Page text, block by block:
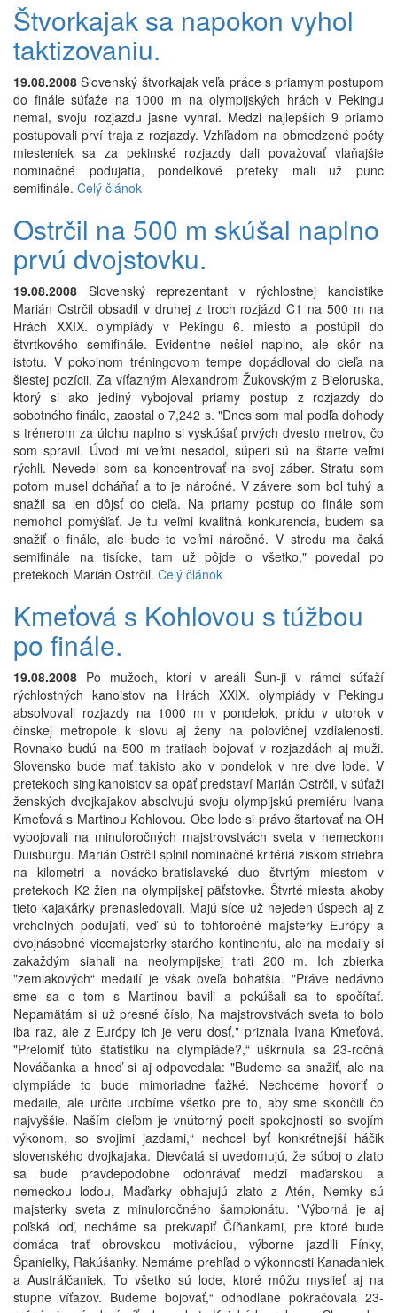
Štvorkajak sa napokon vyhol
taktizovaniu.
19.08.2008 Slovenský štvorkajak veľa práce s priamym postupom
do finále súťaže na 1000 m na olympijských hrách v Pekingu
nemal, svoju rozjazdu jasne vyhral. Medzi najlepších 9 priamo
postupovali prví traja z rozjazdy. Vzhľadom na obmedzené počty
miesteniek sa za pekinské rozjazdy dali považovať vlaňajšie
nominačné podujatia, pondelkové preteky mali už punc
semifinále. Celý článok
Ostrčil na 500 m skúšal naplno
prvú dvojstovku.
19.08.2008 Slovenský reprezentant v rýchlostnej kanoistike
Marián Ostrčil obsadil v druhej z troch rozjázd C1 na 500 m na
Hrách XXIX. olympiády v Pekingu 6. miesto a postúpil do
štvrtkového semifinále. Evidentne nešiel naplno, ale skôr na
istotu. V pokojnom tréningovom tempe dopádloval do cieľa na
šiestej pozícii. Za víťazným Alexandrom Žukovským z Bieloruska,
ktorý si ako jediný vybojoval priamy postup z rozjazdy do
sobotného finále, zaostal o 7,242 s. "Dnes som mal podľa dohody
s trénerom za úlohu naplno si vyskúšať prvých dvesto metrov, čo
som spravil. Úvod mi veľmi nesadol, súperi sú na štarte veľmi
rýchli. Nevedel som sa koncentrovať na svoj záber. Stratu som
potom musel doháňať a to je náročné. V závere som bol tuhý a
snažil sa len dôjsť do cieľa. Na priamy postup do finále som
nemohol pomýšľať. Je tu veľmi kvalitná konkurencia, budem sa
snažiť o finále, ale bude to veľmi náročné. V stredu ma čaká
semifinále na tisícke, tam už pôjde o všetko," povedal po
pretekoch Marián Ostrčil. Celý článok
Kmeťová s Kohlovou s túžbou
po finále.
19.08.2008 Po mužoch, ktorí v areáli Šun-ji v rámci súťaží
rýchlostných kanoistov na Hrách XXIX. olympiády v Pekingu
absolvovali rozjazdy na 1000 m v pondelok, prídu v utorok v
čínskej metropole k slovu aj ženy na polovičnej vzdialenosti.
Rovnako budú na 500 m tratiach bojovať v rozjazdách aj muži.
Slovensko bude mať takisto ako v pondelok v hre dve lode. V
pretekoch singlkanoistov sa opäť predstaví Marián Ostrčil, v súťaži
ženských dvojkajakov absolvujú svoju olympijskú premiéru Ivana
Kmeťová s Martinou Kohlovou. Obe lode si právo štartovať na OH
vybojovali na minuloročných majstrovstvách sveta v nemeckom
Duisburgu. Marián Ostrčil splnil nominačné kritériá ziskom striebra
na kilometri a novácko-bratislavské duo štvrtým miestom v
pretekoch K2 žien na olympijskej päťstovke. Štvrté miesta akoby
tieto kajakárky prenasledovali. Majú síce už nejeden úspech aj z
vrcholných podujatí, veď sú to tohtoročné majsterky Európy a
dvojnásobné vicemajsterky starého kontinentu, ale na medaily si
zakaždým siahali na neolympijskej trati 200 m. Ich zbierka
"zemiakových“ medailí je však oveľa bohatšia. "Práve nedávno
sme sa o tom s Martinou bavili a pokúšali sa to spočítať.
Nepamätám si už presné číslo. Na majstrovstvách sveta to bolo
iba raz, ale z Európy ich je veru dosť," priznala Ivana Kmeťová.
"Prelomiť túto štatistiku na olympiáde?,“ uškrnula sa 23-ročná
Nováčanka a hneď si aj odpovedala: "Budeme sa snažiť, ale na
olympiáde to bude mimoriadne ťažké. Nechceme hovoriť o
medaile, ale určite urobíme všetko pre to, aby sme skončili čo
najvyššie. Naším cieľom je vnútorný pocit spokojnosti so svojím
výkonom, so svojimi jazdami,“ nechcel byť konkrétnejší háčik
slovenského dvojkajaka. Dievčatá si uvedomujú, že súboj o zlato
sa bude pravdepodobne odohrávať medzi maďarskou a
nemeckou loďou, Maďarky obhajujú zlato z Atén, Nemky sú
majsterky sveta z minuloročného šampionátu. "Výborná je aj
poľská loď, necháme sa prekvapiť Číňankami, pre ktoré bude
domáca trať obrovskou motiváciou, výborne jazdili Fínky,
Španielky, Rakúšanky. Nemáme prehľad o výkonnosti Kanaďaniek
a Austrálčaniek. To všetko sú lode, ktoré môžu myslieť aj na
stupne víťazov. Budeme bojovať,“ odhodlane pokračovala 23-